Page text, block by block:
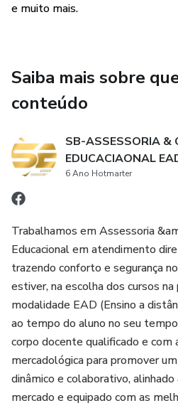
e muito mais.
Saiba mais sobre
conteúdo
SB-ASSESSORIA &
EDUCACIAONAL
6 Ano Hotmarter
Trabalhamos em Assessoria
Educacional em atendimento
trazendo conforto e segurança
estiver, na escolha dos cursos
modalidade EAD (Ensino a
ao tempo do aluno no seu
corpo docente qualificado e com
mercadológica para promover
dinâmico e colaborativo,
mercado e equipado com as